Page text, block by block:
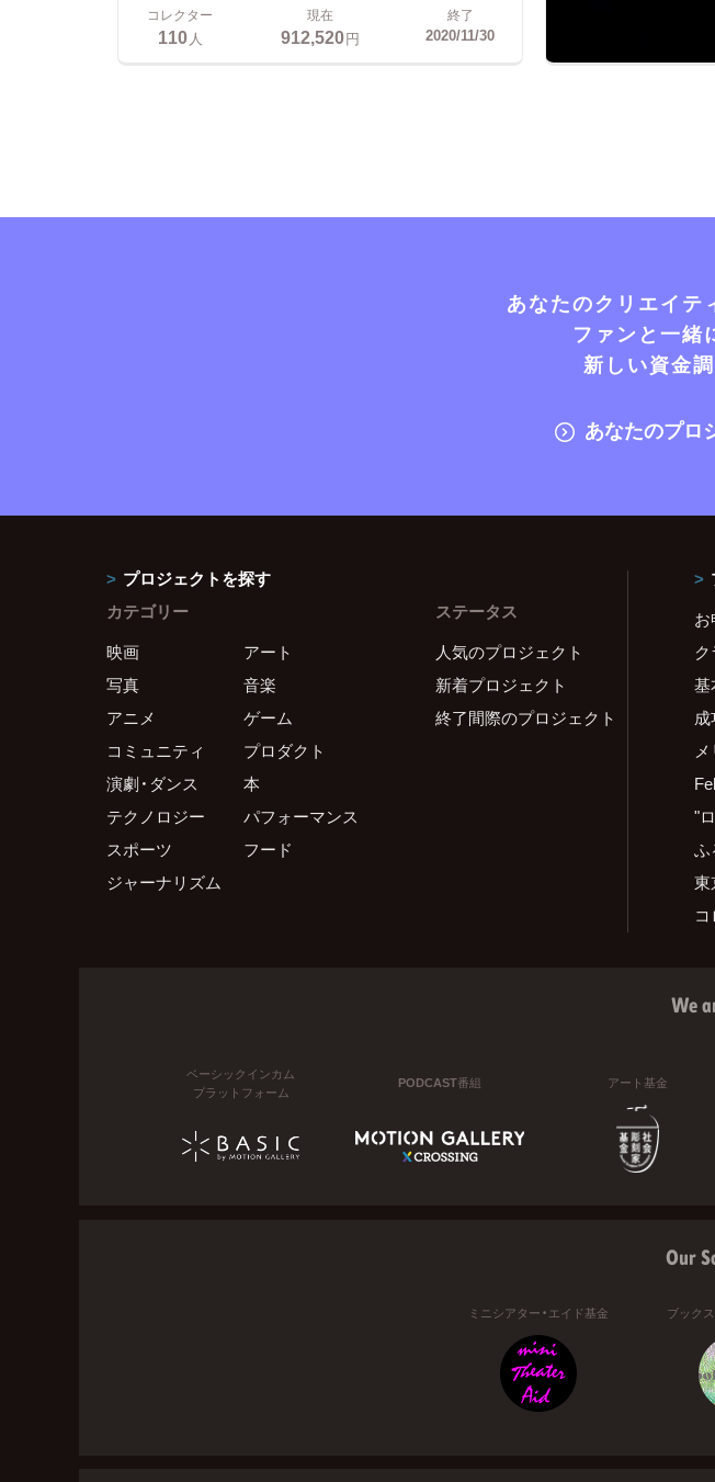
コレクター
110人
現在
912,520円
終了
2020/11/30
あなたのクリエイテ
ファンと一緒
新しい資金
あなたのプロ
プロジェクトを探す
カテゴリー
映画
アート
写真
音楽
アニメ
ゲーム
コミュニティ
プロダクト
演劇・ダンス
本
テクノロジー
パフォーマンス
スポーツ
フード
ジャーナリズム
ステータス
人気のプロジェクト
新着プロジェクト
終了間際のプロジェクト
基
"
ふ
東
We
ベーシックインカム
プラットフォーム
PODCAST番組 アート基金
Our
ミニシアター・エイド基金 ブック